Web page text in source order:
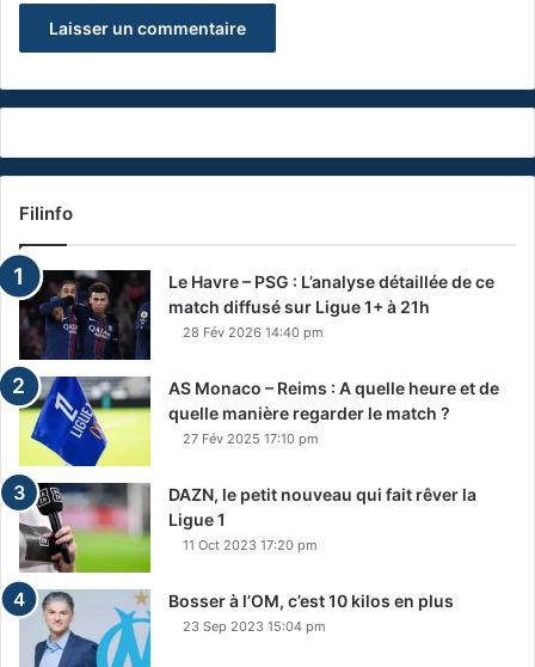
Filinfo
Le Havre – PSG : L’analyse détaillée de ce
match diffusé sur Ligue 1+ à 21h
28 Fév 2026 14:40 pm
AS Monaco – Reims : A quelle heure et de
quelle manière regarder le match ?
27 Fév 2025 17:10 pm
DAZN, le petit nouveau qui fait rêver la
Ligue 1
11 Oct 2023 17:20 pm
Bosser à l’OM, c’est 10 kilos en plus
23 Sep 2023 15:04 pm